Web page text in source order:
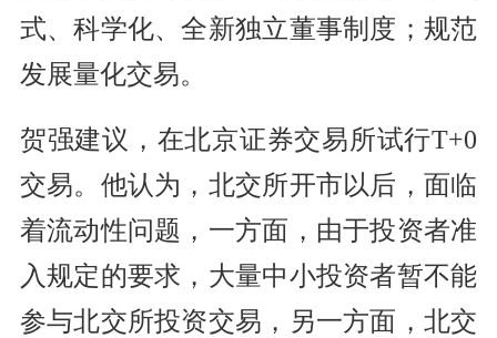
式、科学化、全新独立董事制度；规范
发展量化交易。
贺强建议，在北京证券交易所试行T+0
交易。他认为，北交所开市以后，面临
着流动性问题，一方面，由于投资者准
入规定的要求，大量中小投资者暂不能
参与北交所投资交易，另一方面，北交